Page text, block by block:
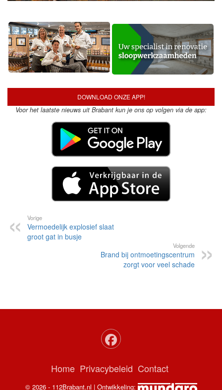
DOWNLOAD ONZE APP!
Voor het laatste nieuws uit Brabant kun je ons op volgen via de app:
Vorige
Vermoedelijk explosief slaat
groot gat in busje
Volgende
Brand bij ontmoetingscentrum
zorgt voor veel schade
Home Privacybeleid Contact
© 2026 - 112Brabant.nl | Ontwikkeling: